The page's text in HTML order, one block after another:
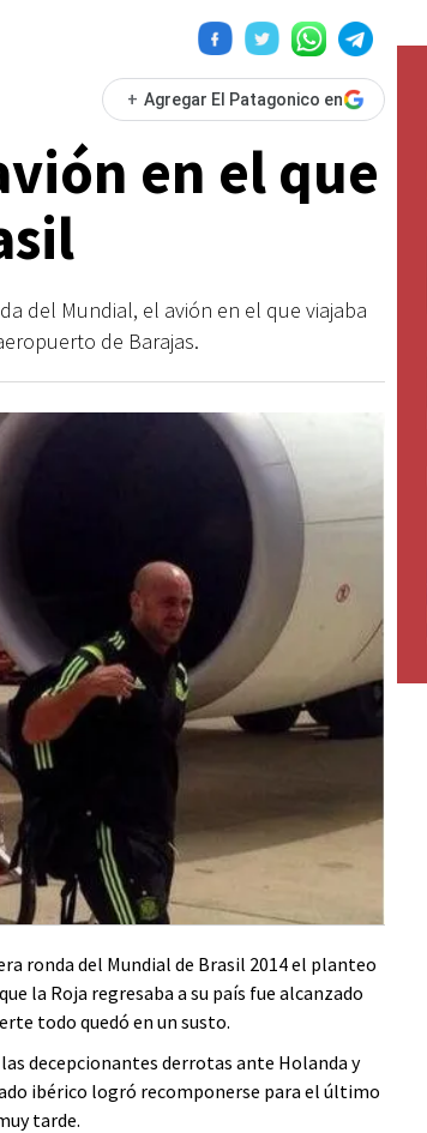
+ Agregar El Patagonico en
en el que
del Mundial, el avión en el que viajaba
de Barajas.
ronda del Mundial de Brasil 2014 el planteo
la Roja regresaba a su país fue alcanzado
todo quedó en un susto.
decepcionantes derrotas ante Holanda y
ibérico logró recomponerse para el último
tarde.